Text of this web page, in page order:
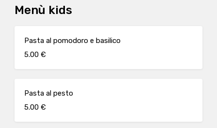
Menù kids
Pasta al pomodoro e basilico
5.00 €
Pasta al pesto
5.00 €